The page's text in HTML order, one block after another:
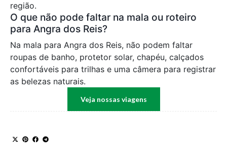
região.
O que não pode faltar na mala ou roteiro
para Angra dos Reis?
Na mala para Angra dos Reis, não podem faltar
roupas de banho, protetor solar, chapéu, calçados
confortáveis para trilhas e uma câmera para registrar
as belezas naturais.
Veja nossas viagens